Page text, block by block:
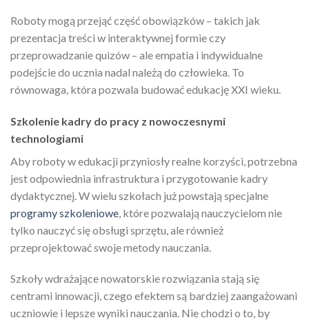
Roboty mogą przejąć część obowiązków – takich jak
prezentacja treści w interaktywnej formie czy
przeprowadzanie quizów – ale empatia i indywidualne
podejście do ucznia nadal należą do człowieka. To
równowaga, która pozwala budować edukację XXI wieku.
Szkolenie kadry do pracy z nowoczesnymi
technologiami
Aby roboty w edukacji przyniosły realne korzyści, potrzebna
jest odpowiednia infrastruktura i przygotowanie kadry
dydaktycznej. W wielu szkołach już powstają specjalne
programy szkoleniowe , które pozwalają nauczycielom nie
tylko nauczyć się obsługi sprzętu, ale również
przeprojektować swoje metody nauczania.
Szkoły wdrażające nowatorskie rozwiązania stają się
centrami innowacji, czego efektem są bardziej zaangażowani
uczniowie i lepsze wyniki nauczania. Nie chodzi o to, by